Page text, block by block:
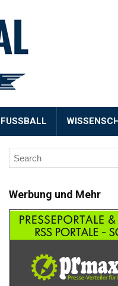
FUSSBALL
Werbung und Mehr